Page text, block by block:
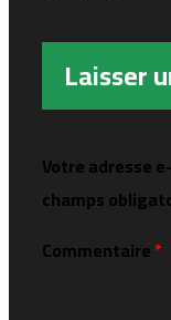
Laisser
Votre adresse
champs
Commentaire*